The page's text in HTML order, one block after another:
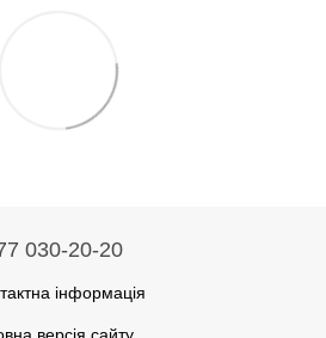
030-20-20
інформація